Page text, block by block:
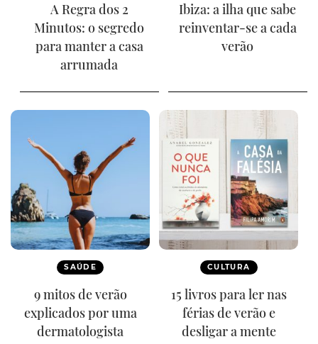
A Regra dos 2
Minutos: o segredo
para manter a casa
arrumada
Ibiza: a ilha que sabe
reinventar-se a cada
verão
SAÚDE
9 mitos de verão
explicados por uma
dermatologista
CULTURA
15 livros para ler nas
férias de verão e
desligar a mente